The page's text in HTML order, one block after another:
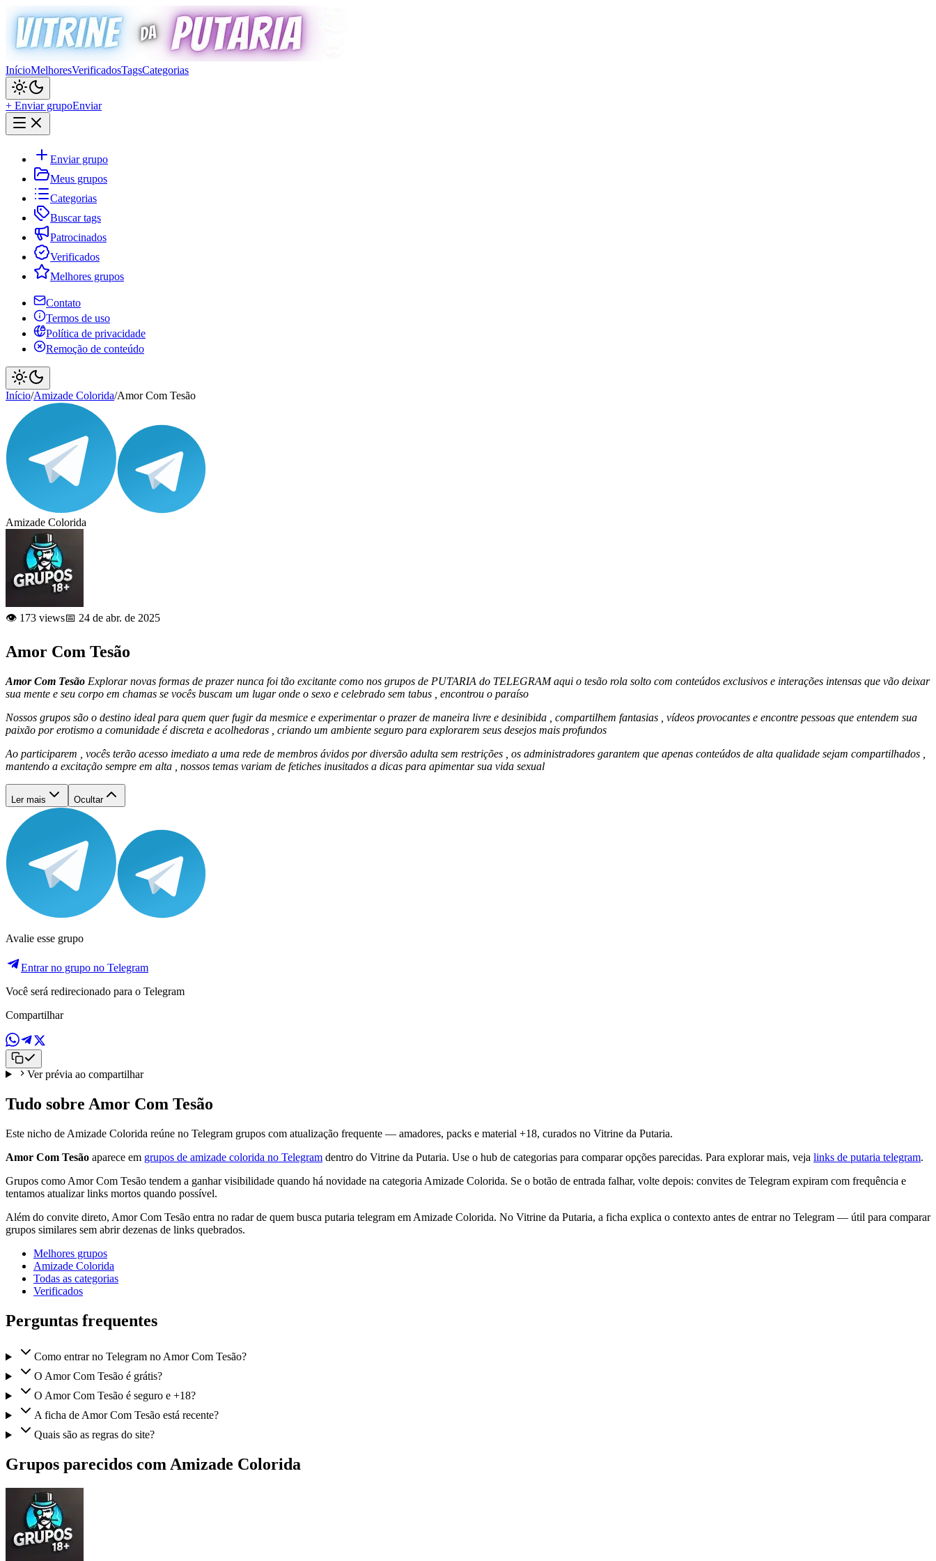
InícioMelhoresVerificadosTagsCategorias
+ Enviar grupoEnviar
Enviar grupo
Meus grupos
Categorias
Buscar tags
Patrocinados
Verificados
Melhores grupos
Contato
Termos de uso
Política de privacidade
Remoção de conteúdo
Início/Amizade Colorida/Amor Com Tesão
Amizade Colorida
👁️ 173 views📅 24 de abr. de 2025
Amor Com Tesão
Amor Com Tesão Explorar novas formas de prazer nunca foi tão excitante como nos grupos de PUTARIA do TELEGRAM aqui o tesão rola solto com conteúdos exclusivos e interações intensas que vão deixar
sua mente e seu corpo em chamas se vocês buscam um lugar onde o sexo e celebrado sem tabus , encontrou o paraíso
Nossos grupos são o destino ideal para quem quer fugir da mesmice e experimentar o prazer de maneira livre e desinibida , compartilhem fantasias , vídeos provocantes e encontre pessoas que entendem sua
paixão por erotismo a comunidade é discreta e acolhedoras , criando um ambiente seguro para explorarem seus desejos mais profundos
Ao participarem , vocês terão acesso imediato a uma rede de membros ávidos por diversão adulta sem restrições , os administradores garantem que apenas conteúdos de alta qualidade sejam compartilhados ,
mantendo a excitação sempre em alta , nossos temas variam de fetiches inusitados a dicas para apimentar sua vida sexual
Ler mais Ocultar
Avalie esse grupo
Entrar no grupo no Telegram
Você será redirecionado para o Telegram
Compartilhar
Ver prévia ao compartilhar
Tudo sobre Amor Com Tesão
Este nicho de Amizade Colorida reúne no Telegram grupos com atualização frequente — amadores, packs e material +18, curados no Vitrine da Putaria.
Amor Com Tesão aparece em grupos de amizade colorida no Telegram dentro do Vitrine da Putaria. Use o hub de categorias para comparar opções parecidas. Para explorar mais, veja links de putaria telegram.
Grupos como Amor Com Tesão tendem a ganhar visibilidade quando há novidade na categoria Amizade Colorida. Se o botão de entrada falhar, volte depois: convites de Telegram expiram com frequência e
tentamos atualizar links mortos quando possível.
Além do convite direto, Amor Com Tesão entra no radar de quem busca putaria telegram em Amizade Colorida. No Vitrine da Putaria, a ficha explica o contexto antes de entrar no Telegram — útil para comparar
grupos similares sem abrir dezenas de links quebrados.
Melhores grupos
Amizade Colorida
Todas as categorias
Verificados
Perguntas frequentes
Como entrar no Telegram no Amor Com Tesão?
O Amor Com Tesão é grátis?
O Amor Com Tesão é seguro e +18?
A ficha de Amor Com Tesão está recente?
Quais são as regras do site?
Grupos parecidos com Amizade Colorida